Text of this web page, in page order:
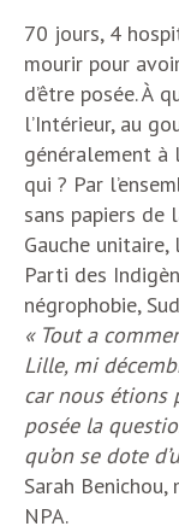
70 jours, 4
mourir pour
d’être posée. À
l’Intérieur, au
généralement à
qui ? Par
sans papiers de
Gauche
Parti des
négrophobie,
« Tout a
Lille, mi
car nous étions
posée la
qu’on se dote
Sarah
NPA.